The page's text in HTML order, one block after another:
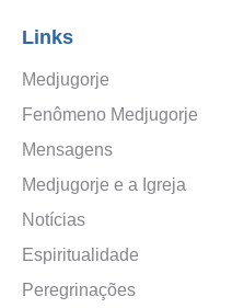
Links
Medjugorje
Fenômeno Medjugorje
Mensagens
Medjugorje e a Igreja
Notícias
Espiritualidade
Peregrinações